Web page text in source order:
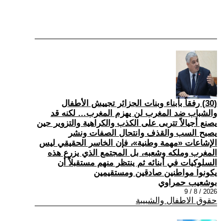
(30) رفقاً بأبناء وبنات الجزائر تجييش الأطفال
والشباب ضد المغرب لن يهزم المغرب… لكنه قد
يصنع أجيالاً تتربى على الكذب والكراهية والتزوير حين
يصبح السب والقذف وانتحال الصفات ونشر
الإشاعات «مهمة وطنية»، فإن الخاسر الحقيقي ليس
المغرب وملكه وشعبه، بل المجتمع الذي يزرع هذه
السلوكيات في أبنائه ثم ينتظر منهم مستقبلاً أن
يكونوا مواطنين صادقين ومستقيمين
بوشعيب حمراوي
2026 / 8 / 9
حقوق الاطفال والشبيبة